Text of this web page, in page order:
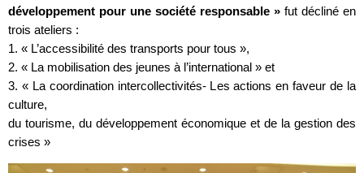
développement pour une société responsable » fut décliné en
trois ateliers :
1. « L’accessibilité des transports pour tous »,
2. « La mobilisation des jeunes à l’international » et
3. « La coordination intercollectivités- Les actions en faveur de la
culture,
du tourisme, du développement économique et de la gestion des
crises »